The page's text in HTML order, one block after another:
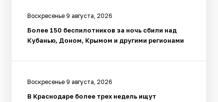
Воскресенье 9 августа, 2026
Более 150 беспилотников за ночь сбили над
Кубанью, Доном, Крымом и другими регионами
Воскресенье 9 августа, 2026
В Краснодаре более трех недель ищут